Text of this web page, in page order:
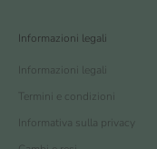
Informazioni legali
Informazioni legali
Termini e condizioni
Informativa sulla privacy